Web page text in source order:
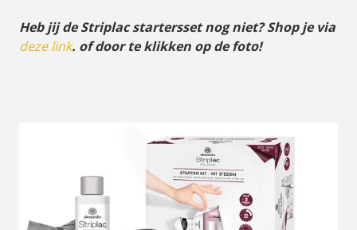
Heb jij de Striplac startersset nog niet? Shop je via
deze link. of door te klikken op de foto!